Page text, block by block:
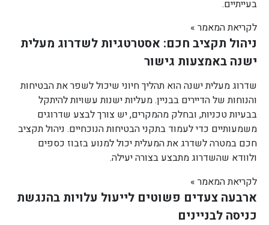
בעייתיים.
לקריאת המאמר »
ניהול תקציב חכם: אסטרטגיות לשדרוג מעלית
ישנה באמצעות גישור
שדרוג מעלית ישנה הוא תהליך חיוני שיכול לשפר את הבטיחות
והנוחות של הדיירים בבניין. מעליות ישנות עשויות להיתקל
בבעיות טכניות, ובחלק מהמקרים, יש צורך לבצע שדרוגים
משמעותיים כדי לעמוד בתקני הבטיחות הנוכחיים. ניהול תקציב
חכם במטרה לשדרג את המעלית יכול למנוע בזבוז כספים
ולוודא שהשדרוג מתבצע בצורה יעילה.
לקריאת המאמר »
ארבעה צעדים פשוטים לייעול עלויות בהנגשת
כניסה לבניינים